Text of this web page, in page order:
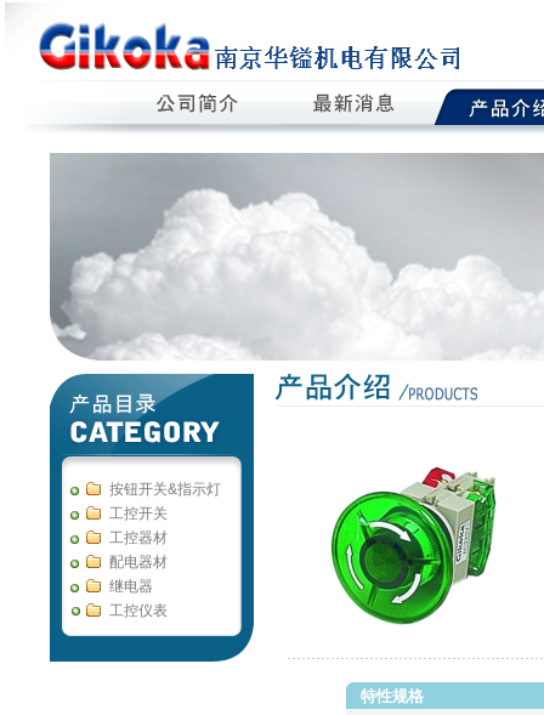
按钮开关&指示灯
工控开关
工控器材
配电器材
继电器
工控仪表
特性规格